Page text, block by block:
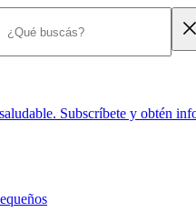
Subscríbete y obtén